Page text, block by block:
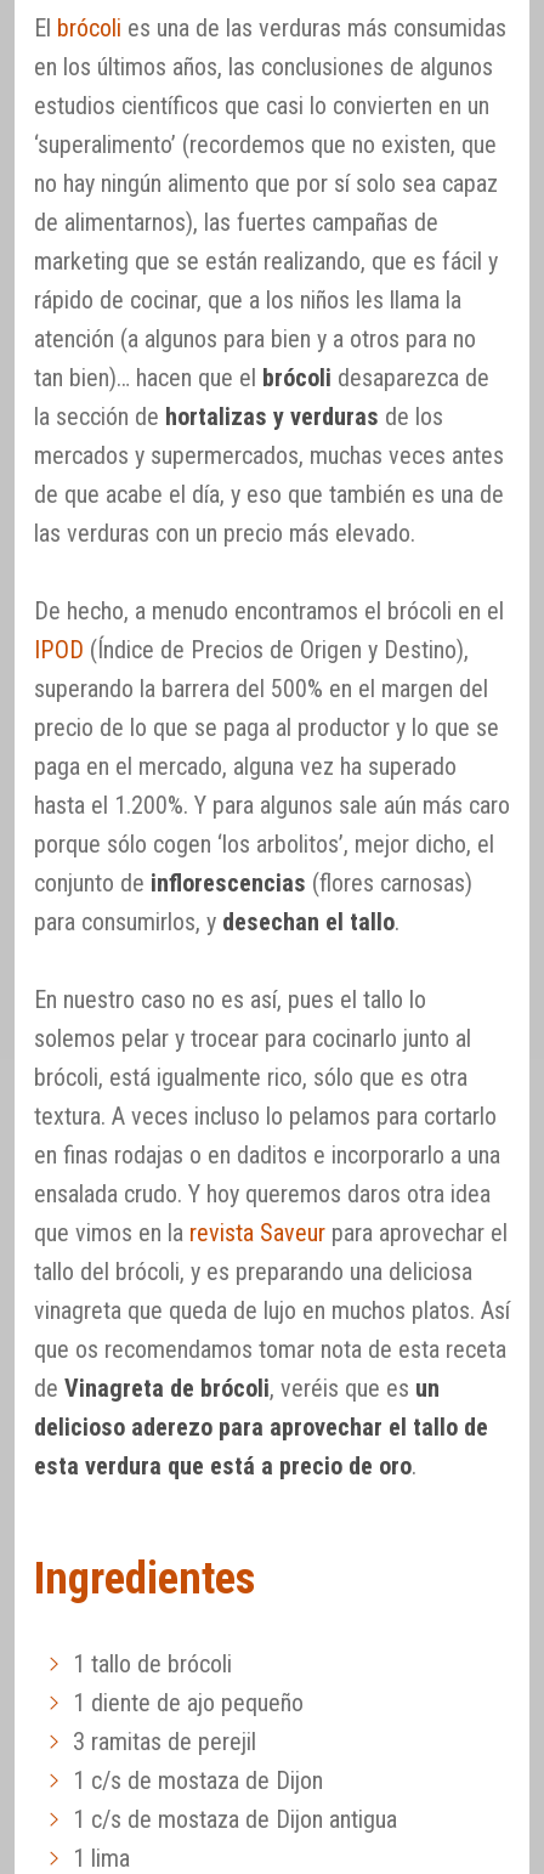
El brócoli es una de las verduras más consumidas
en los últimos años, las conclusiones de algunos
estudios científicos que casi lo convierten en un
‘superalimento’ (recordemos que no existen, que
no hay ningún alimento que por sí solo sea capaz
de alimentarnos), las fuertes campañas de
marketing que se están realizando, que es fácil y
rápido de cocinar, que a los niños les llama la
atención (a algunos para bien y a otros para no
tan bien)… hacen que el brócoli desaparezca de
la sección de hortalizas y verduras de los
mercados y supermercados, muchas veces antes
de que acabe el día, y eso que también es una de
las verduras con un precio más elevado.
De hecho, a menudo encontramos el brócoli en el
IPOD (Índice de Precios de Origen y Destino),
superando la barrera del 500% en el margen del
precio de lo que se paga al productor y lo que se
paga en el mercado, alguna vez ha superado
hasta el 1.200%. Y para algunos sale aún más caro
porque sólo cogen ‘los arbolitos’, mejor dicho, el
conjunto de inflorescencias (flores carnosas)
para consumirlos, y desechan el tallo.
En nuestro caso no es así, pues el tallo lo
solemos pelar y trocear para cocinarlo junto al
brócoli, está igualmente rico, sólo que es otra
textura. A veces incluso lo pelamos para cortarlo
en finas rodajas o en daditos e incorporarlo a una
ensalada crudo. Y hoy queremos daros otra idea
que vimos en la revista Saveur para aprovechar el
tallo del brócoli, y es preparando una deliciosa
vinagreta que queda de lujo en muchos platos. Así
que os recomendamos tomar nota de esta receta
de Vinagreta de brócoli, veréis que es un
delicioso aderezo para aprovechar el tallo de
esta verdura que está a precio de oro.
Ingredientes
1 tallo de brócoli
1 diente de ajo pequeño
3 ramitas de perejil
1 c/s de mostaza de Dijon
1 c/s de mostaza de Dijon antigua
1 lima